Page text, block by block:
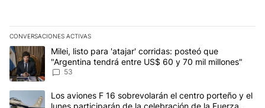
CONVERSACIONES ACTIVAS
Este listado muestra los artículos con más comentarios en los
Un artículo de tendencia con el título "Milei, listo para 'atajar'
Milei, listo para 'atajar' corridas: posteó que
"Argentina tendrá entre US$ 60 y 70 mil millones"
53
Un artículo de tendencia con el título "Los aviones F 16
Los aviones F 16 sobrevolarán el centro porteño y el
lunes participarán de la celebración de la Fuerza